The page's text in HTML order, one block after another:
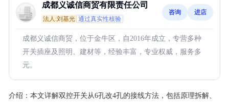
成都义诚信商贸有限责任公司
法人:刘基光 通过真实性核验
咨询 进店
成都义诚信商贸，位于金牛区，自2016年成立，专营多种
开关插座及照明、建材等，经验丰富，专业权威，服务多
元。
介绍： 本文详解双控开关从6孔改4孔的接线方法，包括原理拆解、